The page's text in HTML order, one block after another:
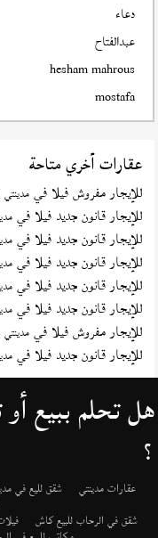
دعاء
عبدالفتاح
hesham mahrous
mostafa
عقارات أخري متاحة
للإيجار مفروش فيلا فيمدينتي
للإيجار قانون جديد فيلا في
للإيجار قانون جديد فيلا في
للإيجار قانون جديد فيلا في
للإيجار قانون جديد فيلا في
للإيجار قانون جديد فيلا في
للإيجار مفروش فيلا فيمدينتي
للإيجار قانون جديد فيلا في
هل تحلم ببيع
؟
عقارات مدينتي شقق لليع في
شقق في الرحاب للبيع كاش